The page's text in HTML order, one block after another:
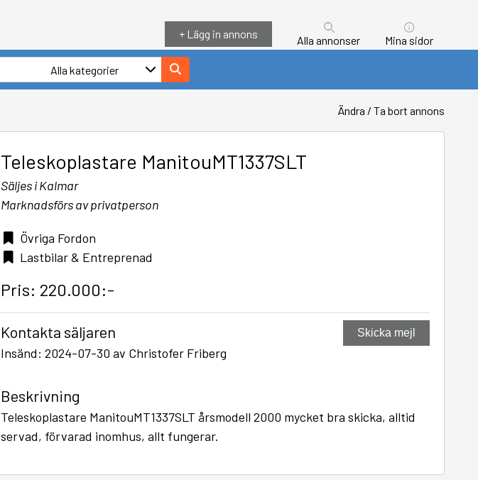
+ Lägg in annons Alla annonser Mina sidor
Ändra / Ta bort annons
Teleskoplastare ManitouMT1337SLT
Säljes i Kalmar
Marknadsförs av privatperson
Övriga Fordon
Lastbilar & Entreprenad
Pris: 220.000:-
Kontakta säljaren
Insänd: 2024-07-30 av Christofer Friberg
Skicka mejl
Beskrivning
Teleskoplastare ManitouMT1337SLT årsmodell 2000 mycket bra skicka, alltid
servad, förvarad inomhus, allt fungerar.